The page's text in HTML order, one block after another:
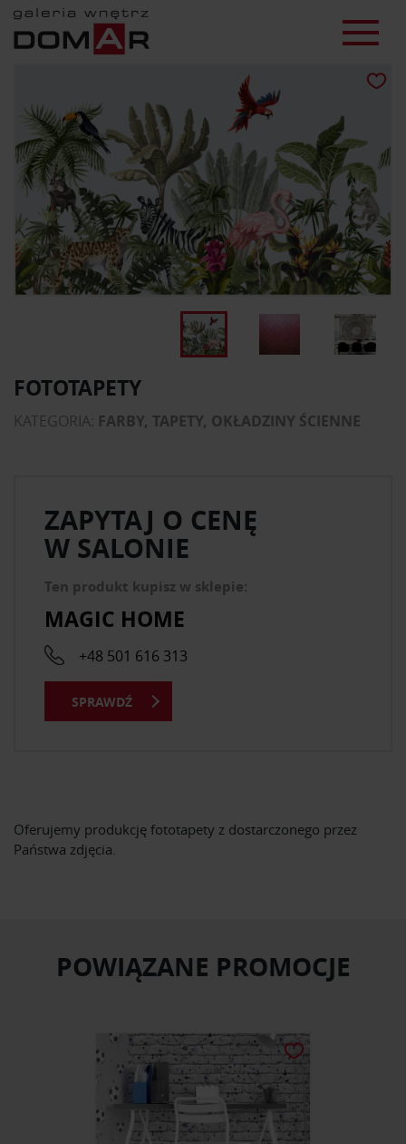
FOTOTAPETY
KATEGORIA: FARBY, TAPETY, OKŁADZINY ŚCIENNE
Oferujemy produkcję fototapety z dostarczonego przez
Państwa zdjęcia.
ZAPYTAJ O CENĘ
W SALONIE
Ten produkt kupisz w sklepie:
MAGIC HOME
+48 501 616 313
SPRAWDŹ
POWIĄZANE PROMOCJE